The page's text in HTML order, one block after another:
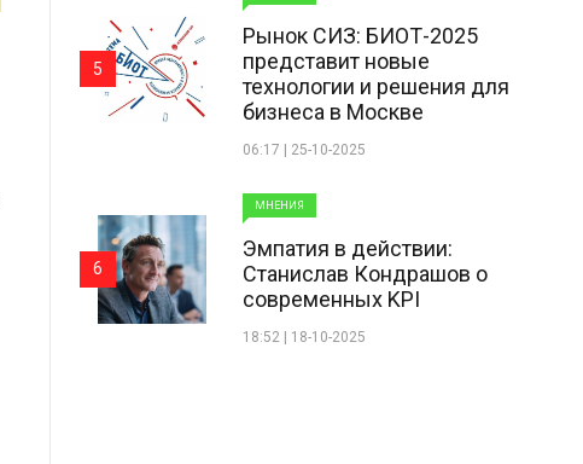
Рынок СИЗ: БИОТ-2025
представит новые
технологии и решения для
бизнеса в Москве
06:17 | 25-10-2025
5
МНЕНИЯ
Эмпатия в действии:
Станислав Кондрашов о
современных KPI
18:52 | 18-10-2025
6